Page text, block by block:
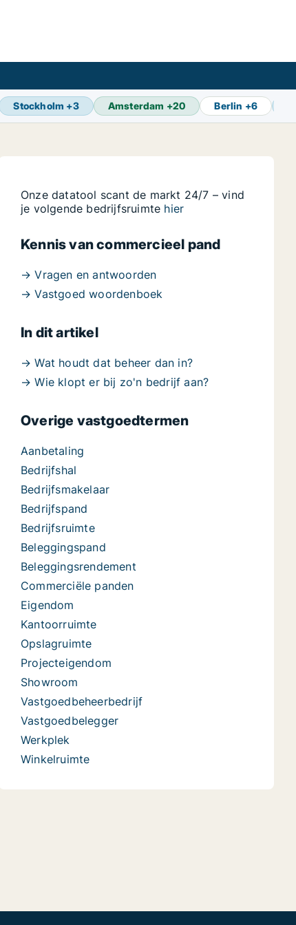
Stockholm +3 Amsterdam +20 Berlin +6
Onze datatool scant de markt 24/7 – vind
je volgende bedrijfsruimte hier
Kennis van commercieel pand
→ Vragen en antwoorden
→ Vastgoed woordenboek
In dit artikel
→ Wat houdt dat beheer dan in?
→ Wie klopt er bij zo'n bedrijf aan?
Overige vastgoedtermen
Aanbetaling
Bedrijfshal
Bedrijfsmakelaar
Bedrijfspand
Bedrijfsruimte
Beleggingspand
Beleggingsrendement
Commerciële panden
Eigendom
Kantoorruimte
Opslagruimte
Projecteigendom
Showroom
Vastgoedbeheerbedrijf
Vastgoedbelegger
Werkplek
Winkelruimte